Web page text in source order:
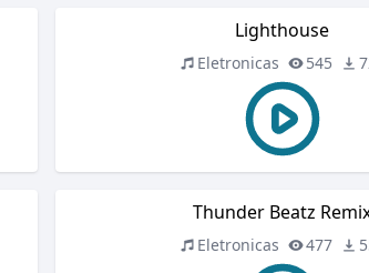
Lighthouse
Eletronicas 545
Thunder Beatz
Eletronicas 477